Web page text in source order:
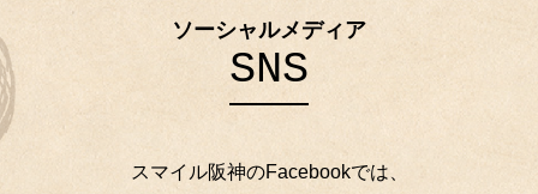
ソーシャルメディア
SNS
スマイル阪神のFacebookでは、